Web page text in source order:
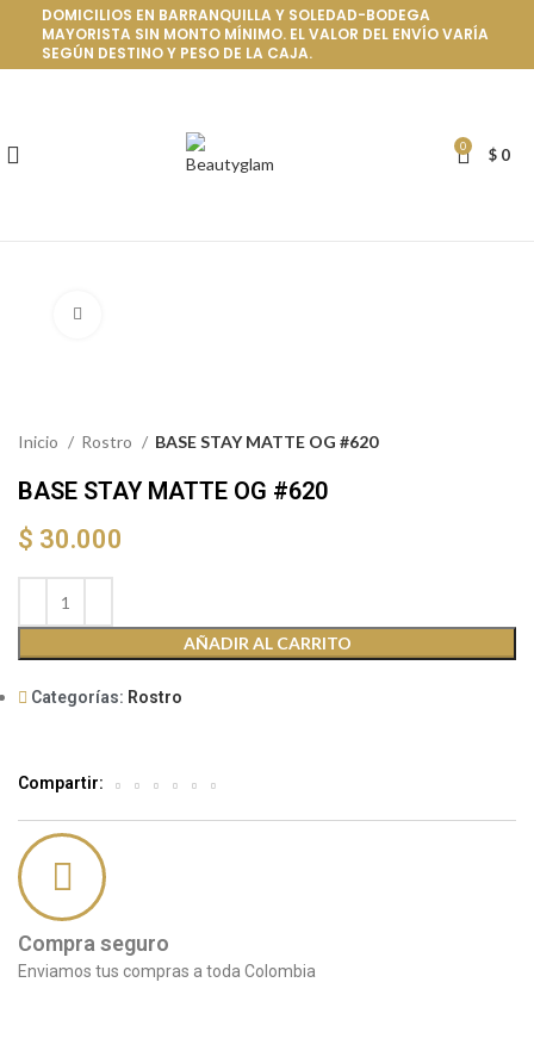
DOMICILIOS EN BARRANQUILLA Y SOLEDAD-BODEGA
MAYORISTA SIN MONTO MÍNIMO. EL VALOR DEL ENVÍO VARÍA
SEGÚN DESTINO Y PESO DE LA CAJA.
0 $0
Inicio Rostro BASE STAY MATTE OG #620
BASE STAY MATTE OG #620
$ 30.000
AÑADIR AL CARRITO
Categorías: Rostro
Compartir:
Compra seguro
Enviamos tus compras a toda Colombia